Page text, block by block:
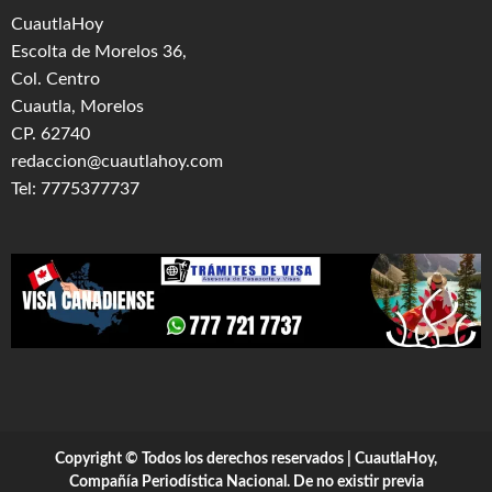
CuautlaHoy
Escolta de Morelos 36,
Col. Centro
Cuautla, Morelos
CP. 62740
redaccion@cuautlahoy.com
Tel: 7775377737
Copyright © Todos los derechos reservados | CuautlaHoy,
Compañía Periodística Nacional. De no existir previa